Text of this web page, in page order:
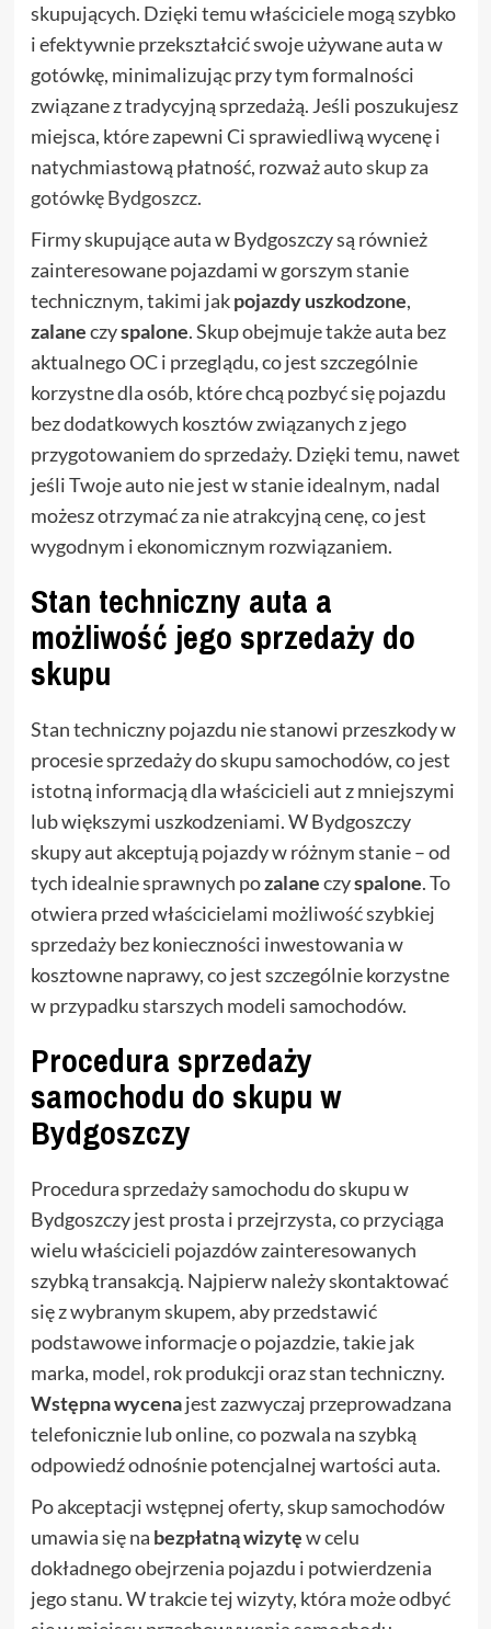
skupujących. Dzięki temu właściciele mogą szybko
i efektywnie przekształcić swoje używane auta w
gotówkę, minimalizując przy tym formalności
związane z tradycyjną sprzedażą. Jeśli poszukujesz
miejsca, które zapewni Ci sprawiedliwą wycenę i
natychmiastową płatność, rozważauto skup za
gotówkę Bydgoszcz.
Firmy skupujące auta w Bydgoszczy są również
zainteresowane pojazdami w gorszym stanie
technicznym, takimi jakpojazdy uszkodzone,
zalaneczyspalone. Skup obejmuje także auta bez
aktualnego OC i przeglądu, co jest szczególnie
korzystne dla osób, które chcą pozbyć się pojazdu
bez dodatkowych kosztów związanych z jego
przygotowaniem do sprzedaży. Dzięki temu, nawet
jeśli Twoje auto nie jest w stanie idealnym, nadal
możesz otrzymać za nie atrakcyjną cenę, co jest
wygodnym i ekonomicznym rozwiązaniem.
Stan techniczny auta a
możliwość jego sprzedaży do
skupu
Stan techniczny pojazdu nie stanowi przeszkody w
procesie sprzedaży do skupu samochodów, co jest
istotną informacją dla właścicieli aut z mniejszymi
lub większymi uszkodzeniami. W Bydgoszczy
skupy aut akceptują pojazdy w różnym stanie – od
tych idealnie sprawnych pozalaneczyspalone. To
otwiera przed właścicielami możliwość szybkiej
sprzedaży bez konieczności inwestowania w
kosztowne naprawy, co jest szczególnie korzystne
w przypadku starszych modeli samochodów.
Procedura sprzedaży
samochodu do skupu w
Bydgoszczy
Procedura sprzedaży samochodu do skupu w
Bydgoszczy jest prosta i przejrzysta, co przyciąga
wielu właścicieli pojazdów zainteresowanych
szybką transakcją. Najpierw należy skontaktować
się z wybranym skupem, aby przedstawić
podstawowe informacje o pojazdzie, takie jak
marka, model, rok produkcji oraz stan techniczny.
Wstępna wycenajest zazwyczaj przeprowadzana
telefonicznie lub online, co pozwala na szybką
odpowiedź odnośnie potencjalnej wartości auta.
Po akceptacji wstępnej oferty, skup samochodów
umawia się na bezpłatną wizytęw celu
dokładnego obejrzenia pojazdu i potwierdzenia
jego stanu. W trakcie tej wizyty, która może odbyć